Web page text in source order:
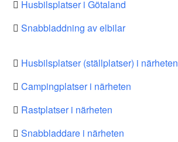
Husbilsplatser i Götaland
Snabbladdning av elbilar
Husbilsplatser (ställplatser) i närheten
Campingplatser i närheten
Rastplatser i närheten
Snabbladdare i närheten